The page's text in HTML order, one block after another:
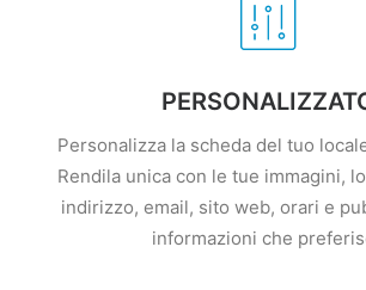
Personalizza la scheda del tuo
Rendila unica con le tue immagini,
indirizzo, email, sito web, orari e
informazioni che